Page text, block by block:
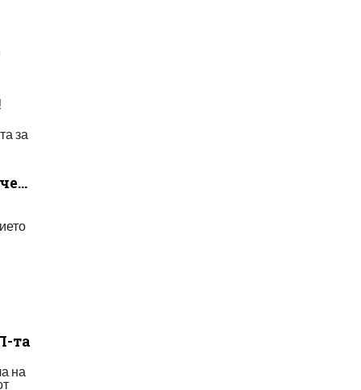
за
та
на